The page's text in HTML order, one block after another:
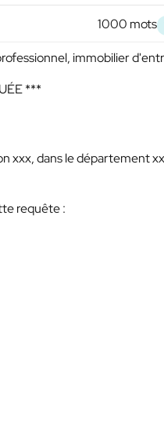
1000 mots
immobilier
***
xxx, dans le département
requête :